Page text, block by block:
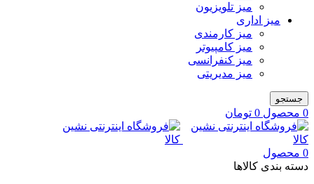
میز تلویزیون
میز اداری
میز کارمندی
میز کامپیوتر
میز کنفرانسی
میز مدیریتی
جستجو
0 محصول 0 تومان
0 محصول
دسته بندی کالاها